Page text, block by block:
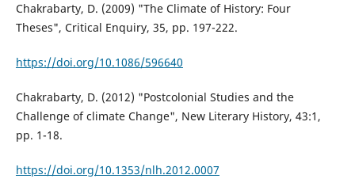
Chakrabarty, D. (2009) "The Climate of History: Four
Theses", Critical Enquiry, 35, pp. 197-222.
https://doi.org/10.1086/596640
Chakrabarty, D. (2012) "Postcolonial Studies and the
Challenge of climate Change", New Literary History, 43:1,
pp. 1-18.
https://doi.org/10.1353/nlh.2012.0007